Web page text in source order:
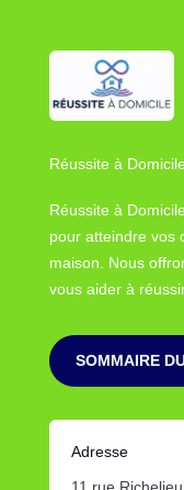
Réussite à
Réussite à
pour atteindre vos
maison. Nous
vous aider à
SOMMAIRE
Adresse